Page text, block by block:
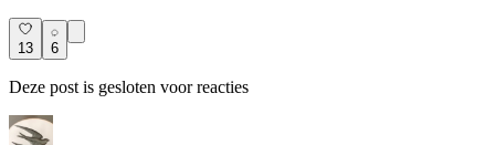
13 6
Deze post is gesloten voor reacties